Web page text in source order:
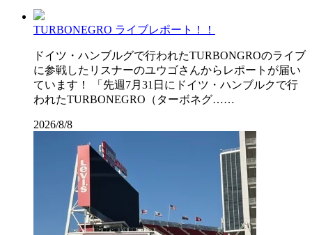
TURBONEGRO ライブレポート！！
ドイツ・ハンブルグで行われたTURBONGROのライブ
に参戦したリスナーのユウゴさんからレポートが届い
ています！ 「先週7月31日にドイツ・ハンブルクで行
われたTURBONEGRO（ターボネグ……
2026/8/8